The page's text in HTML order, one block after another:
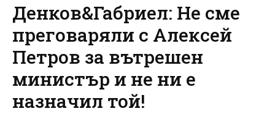
Денков&Габриел: Не сме
преговаряли с Алексей
Петров за вътрешен
министър и не ни е
назначил той!